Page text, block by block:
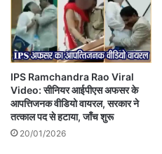
IPS Ramchandra Rao Viral
Video: सीनियर आईपीएस अफसर के
आपत्तिजनक वीडियो वायरल, सरकार ने
तत्काल पद से हटाया, जाँच शुरू
20/01/2026